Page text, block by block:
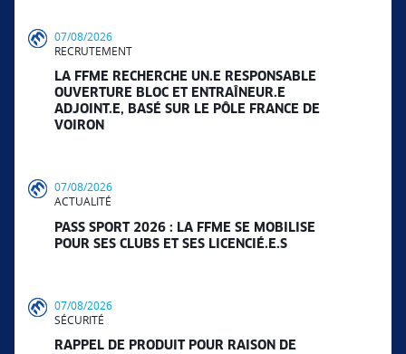
07/08/2026
RECRUTEMENT
LA FFME RECHERCHE UN.E RESPONSABLE
OUVERTURE BLOC ET ENTRAÎNEUR.E
ADJOINT.E, BASÉ SUR LE PÔLE FRANCE DE
VOIRON
07/08/2026
ACTUALITÉ
PASS SPORT 2026 : LA FFME SE MOBILISE
POUR SES CLUBS ET SES LICENCIÉ.E.S
07/08/2026
SÉCURITÉ
RAPPEL DE PRODUIT POUR RAISON DE